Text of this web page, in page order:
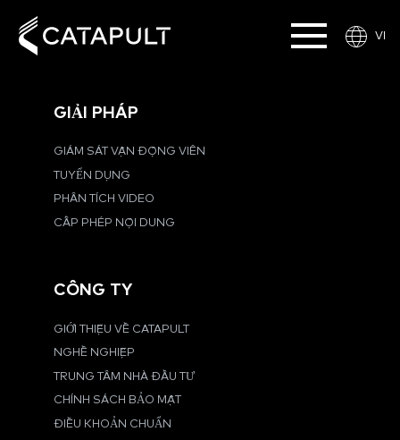
VI
GIẢI PHÁP
GIÁM SÁT VẬN ĐỘNG VIÊN
TUYỂN DỤNG
PHÂN TÍCH VIDEO
CẤP PHÉP NỘI DUNG
CÔNG TY
GIỚI THIỆU VỀ CATAPULT
NGHỀ NGHIỆP
TRUNG TÂM NHÀ ĐẦU TƯ
CHÍNH SÁCH BẢO MẬT
ĐIỀU KHOẢN CHUẨN